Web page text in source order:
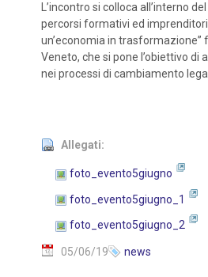
L’incontro si colloca all’interno
percorsi formativi ed
un’economia in trasformazione”
Veneto, che si pone l’obiettivo di
nei processi di cambiamento
Allegati:
foto_evento5giugno
foto_evento5giugno_1
foto_evento5giugno_2
05/06/19 news